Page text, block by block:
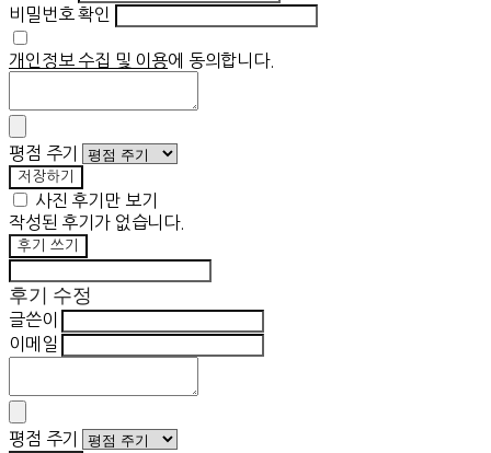
비밀번호 확인
개인정보 수집 및 이용에 동의합니다.
평점 주기
저장하기
사진 후기만 보기
작성된 후기가 없습니다.
후기 쓰기
후기 수정
글쓴이
이메일
평점 주기